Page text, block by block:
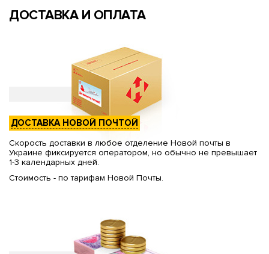
ДОСТАВКА И ОПЛАТА
ДОСТАВКА НОВОЙ ПОЧТОЙ
Скорость доставки в любое отделение Новой почты в
Украине фиксируется оператором, но обычно не превышает
1-3 календарных дней.
Стоимость - по тарифам Новой Почты.